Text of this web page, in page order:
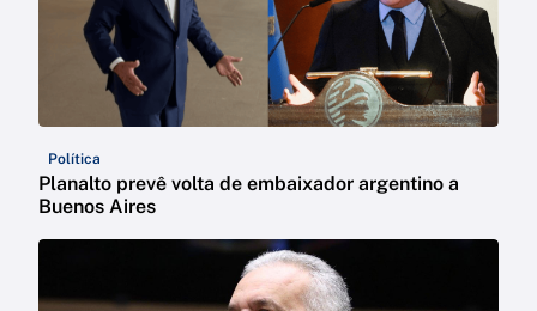
Política
Planalto prevê volta de embaixador argentino a
Buenos Aires